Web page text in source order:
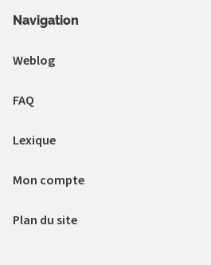
Navigation
Weblog
FAQ
Lexique
Mon compte
Plan du site